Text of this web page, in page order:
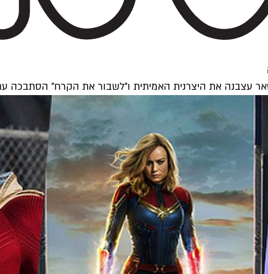
עצבנה את היצרנית האמיתית ו"לשבור את הקרח" הסתבכה